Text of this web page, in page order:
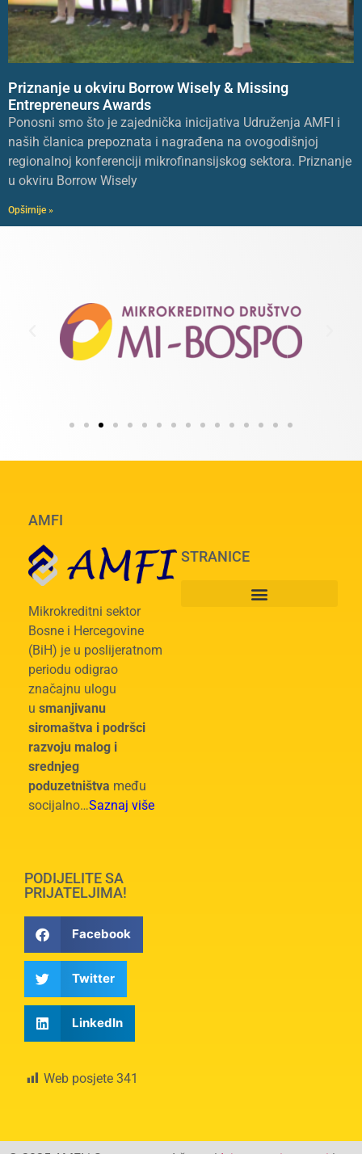
Priznanje u okviru Borrow Wisely & Missing
Entrepreneurs Awards
Ponosni smo što je zajednička inicijativa Udruženja AMFI i
naših članica prepoznata i nagrađena na ovogodišnjoj
regionalnoj konferenciji mikrofinansijskog sektora. Priznanje
u okviru Borrow Wisely
Opširnije »
AMFI
Mikrokreditni sektor
Bosne i Hercegovine
(BiH) je u poslijeratnom
periodu odigrao
značajnu ulogu
u smanjivanu
siromaštva i podršci
razvoju malog i
srednjeg
poduzetništva među
socijalno…Saznaj više
STRANICE
PODIJELITE SA
PRIJATELJIMA!
Facebook
Twitter
LinkedIn
Web posjete 341